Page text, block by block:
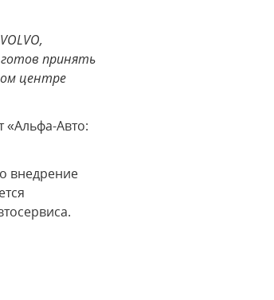
принять
центре
«Альфа-Авто:
внедрение